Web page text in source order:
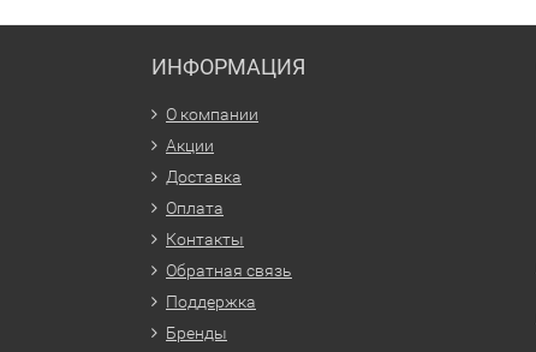
ИНФОРМАЦИЯ
О компании
Акции
Доставка
Оплата
Контакты
Обратная связь
Поддержка
Бренды